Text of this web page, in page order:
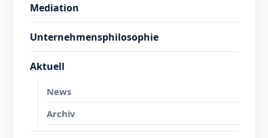
Mediation
Unternehmensphilosophie
Aktuell
News
Archiv